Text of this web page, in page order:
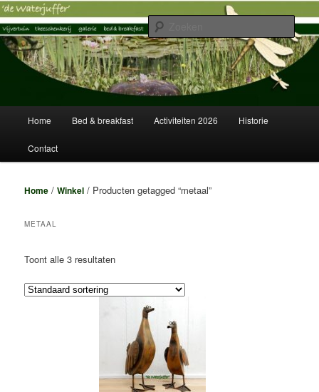
Spring
naar
de
primaire
inhoud
Spring
naar
de
secundaire
inhoudVijvertuin de Waterjuffer
Vijvertuin, Theeschenkerij, Galerie, Logies
Home Bed & breakfast Activiteiten 2026 Historie
Contact
Home /Winkel / Producten getagged “metaal”
METAAL
Toont alle 3 resultaten